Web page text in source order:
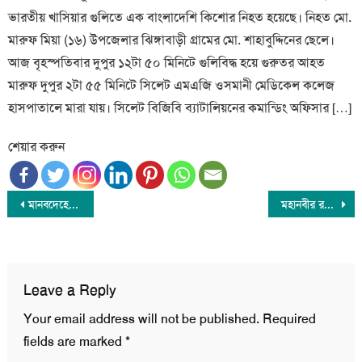
ভারতীয় খাসিয়ার গুলিতে এক বাংলাদেশি কিশোর নিহত হয়েছে। নিহত মো.
মারুফ মিয়া (১৬) উপজেলার ঝিঙ্গাবাড়ী গ্রামের মো. শাহাবুদ্দিনের ছেলে।
আজ বৃহস্পতিবার দুপুর ১২টা ৫০ মিনিটে গুলিবিদ্ধ হয়ে গুরুতর আহত
মারুফ দুপুর ২টা ৫৫ মিনিটে সিলেট এমএজি ওসমানী মেডিকেল কলেজ
হাসপাতালে মারা যায়। সিলেট বিজিবি ব্যাটালিয়নের কমান্ডিং অফিসার […]
শেয়ার করুন
Post
মানবদেহে ক্যানসার নির্মূলের প্রতিষেধকের সন্ধান মহানবীর রওজা জিয়ারতে সৌদি আরবের নতুন নির্দেশনা
Leave a Reply
Your email address will not be published. Required
fields are marked *